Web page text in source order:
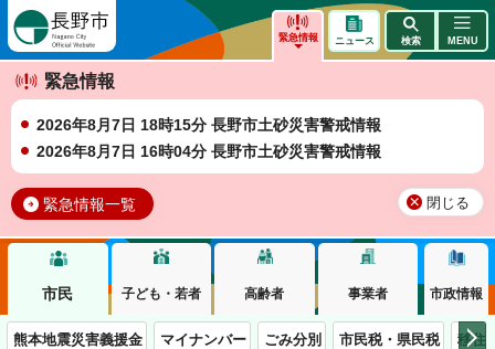
緊急情報
緊急情報
2026年8月7日 18時15分 長野市土砂災害警戒情報
2026年8月7日 16時04分 長野市土砂災害警戒情報
緊急情報一覧 閉じる
ニュース 検索 MENU
市民 子ども・若者 高齢者 事業者 市政情報
熊本地震災害義援金 マイナンバー ごみ分別 市民税・県民税 移住